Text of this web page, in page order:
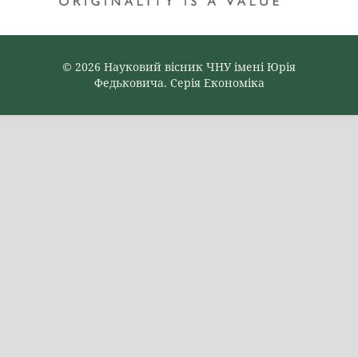
© 2026 Науковий вісник ЧНУ імені Юрія
Федьковича. Серія Економіка